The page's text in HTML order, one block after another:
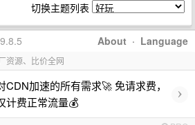
切换主题列表
About · Language
资源、比价全网
加速的所有需求🚀 免请求费，
计费正常流量💰
›